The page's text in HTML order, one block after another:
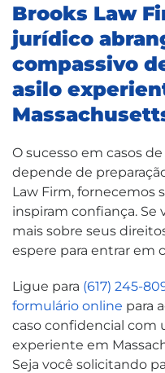
Brooks Law
jurídico
compassivo
asilo
O sucesso em casos
depende de
Law Firm, fornecemos
inspiram confiança. Se
mais sobre seus
espere para entrar em
Ligue para (617) 245-
formulário online para
caso confidencial com
experiente em
Seja você solicitando